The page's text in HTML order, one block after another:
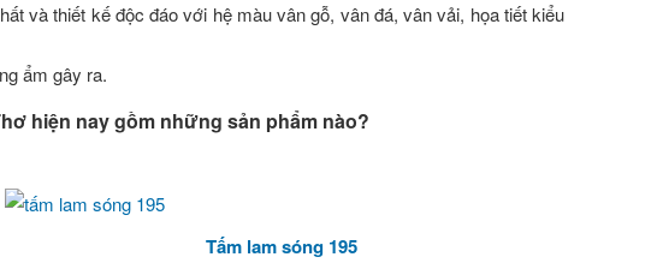
và thiết kế độc đáo với hệ màu vân gỗ, vân đá, vân vải, họa tiết kiểu
ẩm gây ra.
hiện nay gồm những sản phẩm nào?
Tấm lam sóng 195